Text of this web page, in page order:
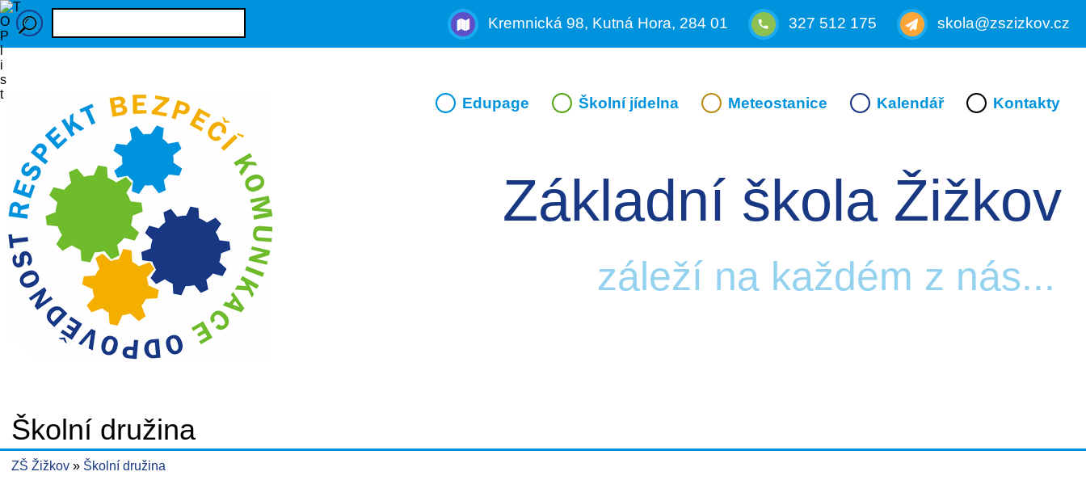
Kremnická 98, Kutná Hora, 284 01 327 512 175 skola@zszizkov.cz
Edupage Školní jídelna Meteostanice Kalendář Kontakty
Základní škola Žižkov
záleží na každém z nás...
Školní družina
ZŠ Žižkov Školní družina